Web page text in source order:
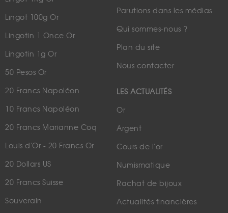
Lingot 100g Or
Lingotin 1 Once Or
Lingotin 1g Or
50 Pesos Or
20 Francs Napoléon
10 Francs Napoléon
20 Francs Marianne Coq
Louis d'Or - 20 Francs Or
20 Dollars US
20 Francs Suisse
Souverain
Parutions dans les médias
Qui sommes-nous ?
Plan du site
Nous contacter
LES ACTUALITÉS
Or
Argent
Cours de l'or
Numismatique
Rachat de bijoux
Actualités financières